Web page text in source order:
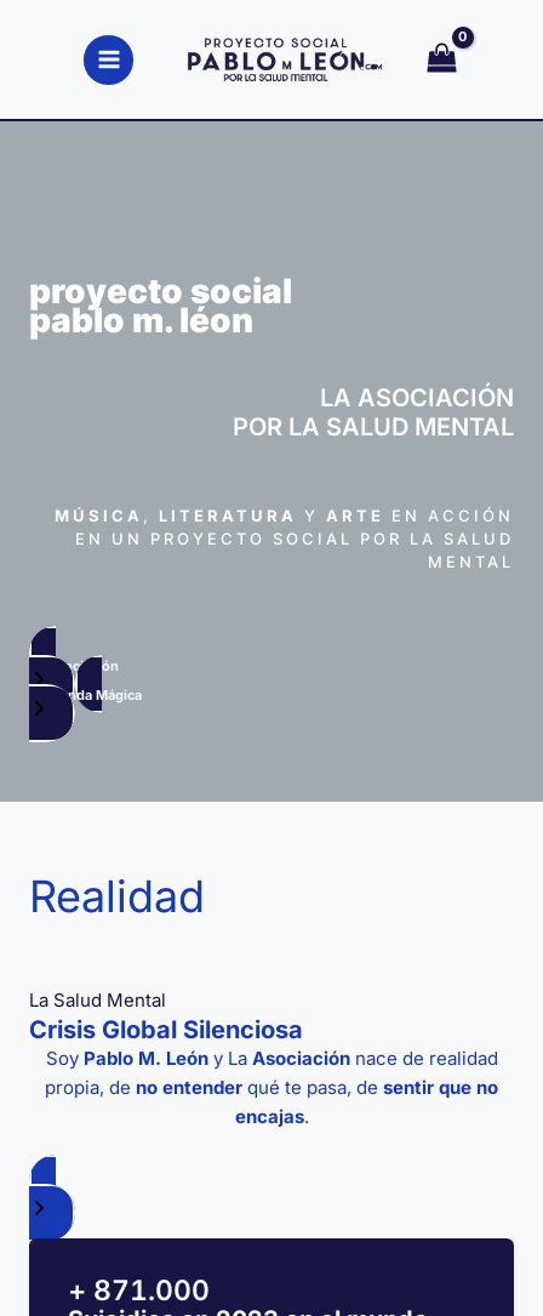
contenido
proyecto social
pablo m. léon
LA ASOCIACIÓN
POR LA SALUD MENTAL
MÚSICA LITERATURA Y ARTE EN ACCIÓN
EN UN PROYECTO SOCIAL POR LA SALUD
MENTAL
La Asociación
La Tienda Mágica
Realidad
La Salud Mental
Crisis Global Silenciosa
Soy Pablo M. Leóny La Asociación nace de realidad
propia, de no entender qué te pasa, de sentir que no
encajas.
La Asociación
+ 871.000